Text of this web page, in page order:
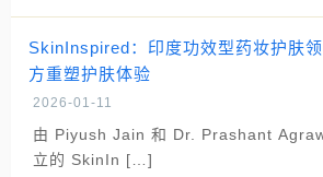
SkinInspired：印度功效型药妆护肤
方重塑护肤体验
2026-01-11
由 Piyush Jain 和 Dr. Prashant
立的 SkinIn […]